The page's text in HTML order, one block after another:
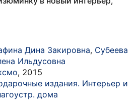
Дина Закировна, Субеева
Ильдусовна
, 2015
издания. Интерьер и
дома